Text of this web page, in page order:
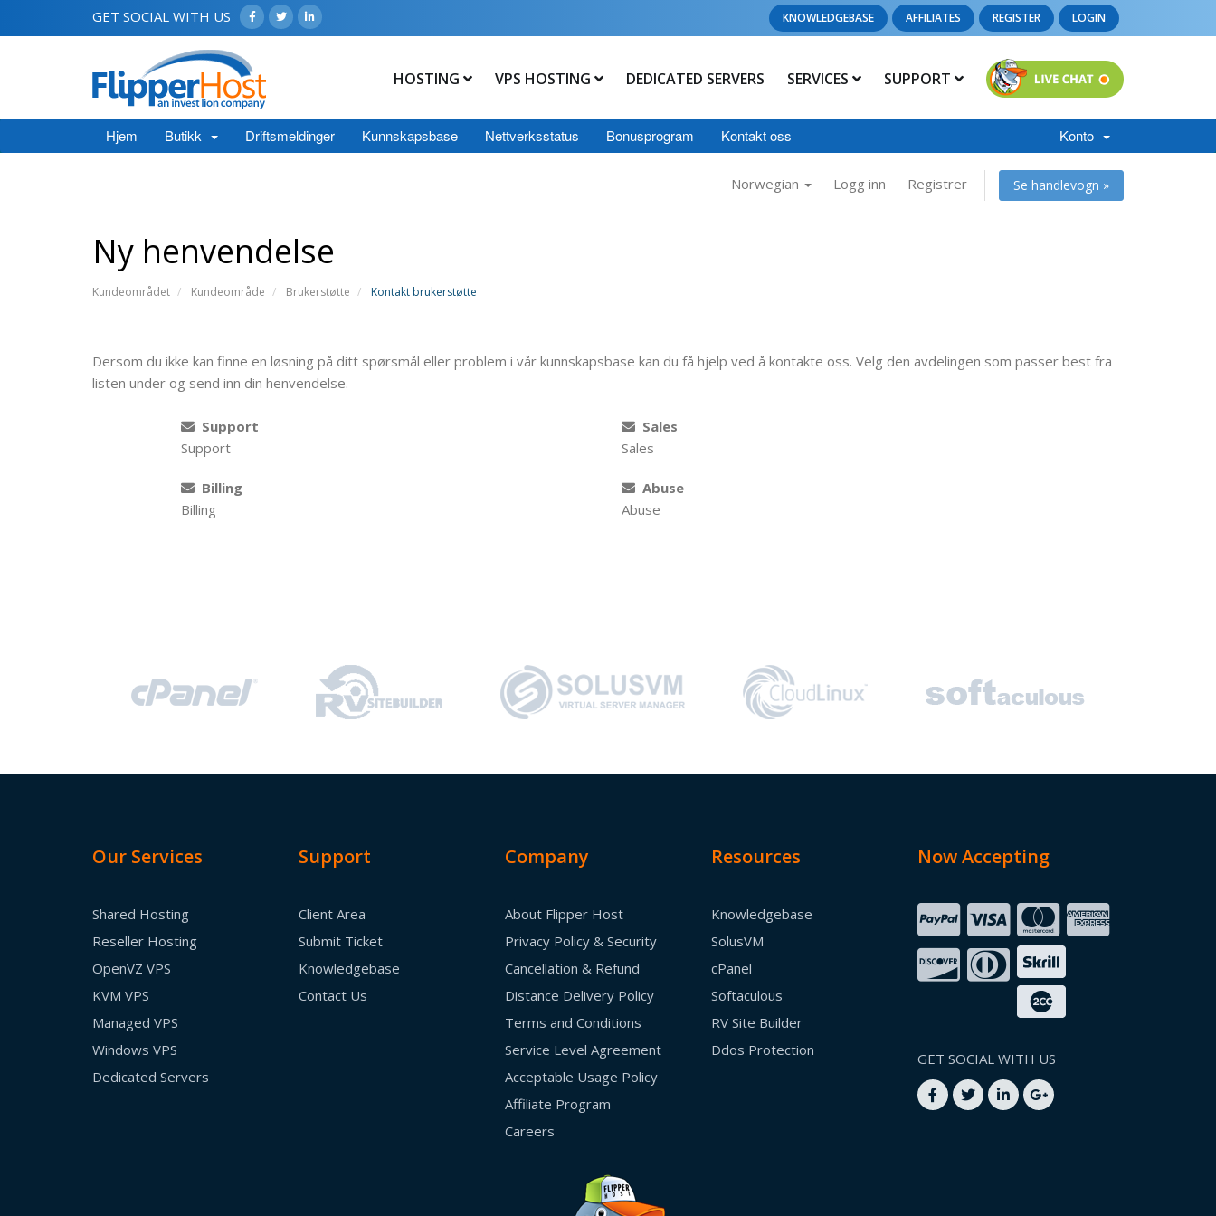
GET SOCIAL WITH US KNOWLEDGEBASE AFFILIATES REGISTER LOGIN
HOSTING VPS HOSTING DEDICATED SERVERS SERVICES SUPPORT
Hjem Butikk Driftsmeldinger Kunnskapsbase Nettverksstatus Bonusprogram Kontakt oss Konto
Norwegian Logg inn Registrer Se handlevogn »
Ny henvendelse
Kundeområdet Kundeområde Brukerstøtte Kontakt brukerstøtte
Dersom du ikke kan finne en løsning på ditt spørsmål eller problem i vår kunnskapsbase kan du få hjelp ved å kontakte oss. Velg den avdelingen som passer best fra
listen under og send inn din henvendelse.
Support
Support
Sales
Sales
Billing
Billing
Abuse
Abuse
Our Services
Shared Hosting
Reseller Hosting
OpenVZ VPS
KVM VPS
Managed VPS
Windows VPS
Dedicated Servers
Support
Client Area
Submit Ticket
Knowledgebase
Contact Us
Company
About Flipper Host
Privacy Policy & Security
Cancellation & Refund
Distance Delivery Policy
Terms and Conditions
Service Level Agreement
Acceptable Usage Policy
Affiliate Program
Careers
Resources
Knowledgebase
SolusVM
cPanel
Softaculous
RV Site Builder
Ddos Protection
Now Accepting
GET SOCIAL WITH US